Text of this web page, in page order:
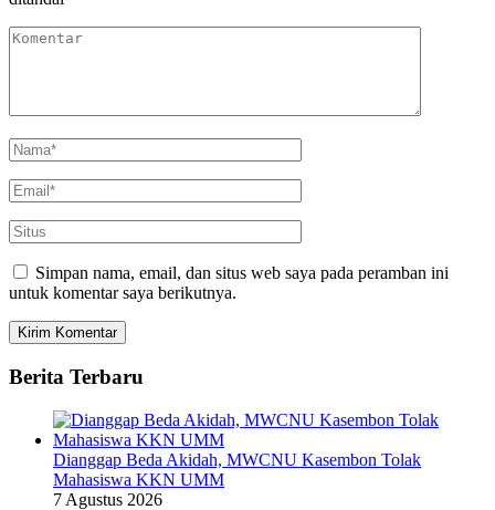
Simpan nama, email, dan situs web saya pada peramban ini
untuk komentar saya berikutnya.
Berita Terbaru
Dianggap Beda Akidah, MWCNU Kasembon Tolak
Mahasiswa KKN UMM
7 Agustus 2026